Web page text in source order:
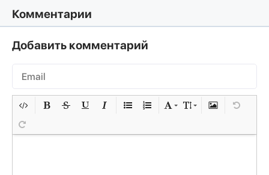
Комментарии
Добавить комментарий